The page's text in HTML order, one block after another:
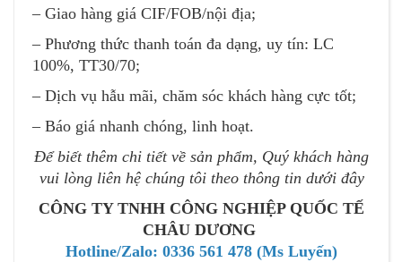
– Giao hàng giá CIF/FOB/nội địa;
– Phương thức thanh toán đa dạng, uy tín: LC
100%, TT30/70;
– Dịch vụ hẫu mãi, chăm sóc khách hàng cực tốt;
– Báo giá nhanh chóng, linh hoạt.
Để biết thêm chi tiết về sản phẩm, Quý khách hàng
vui lòng liên hệ chúng tôi theo thông tin dưới đây
CÔNG TY TNHH CÔNG NGHIỆP QUỐC TẾ
CHÂU DƯƠNG
Hotline/Zalo: 0336 561 478 (Ms Luyến)